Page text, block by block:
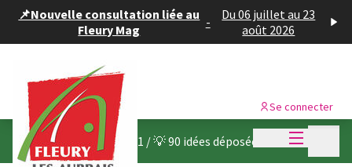
📌Nouvelle consultation liée au
Fleury Mag
-
Du 06 juillet au 23
août 2026
Menu
Se connecter
Budget participatif 2021 /💡 90 idées déposées
Panneau de gestion des cookies